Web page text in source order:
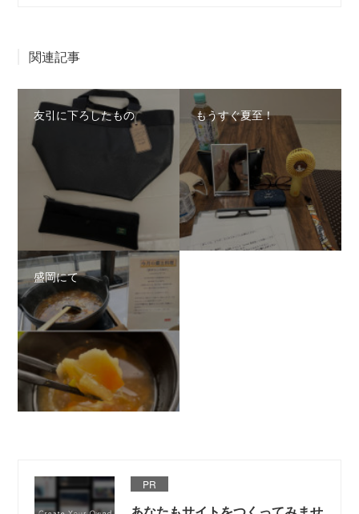
関連記事
友引に下ろしたもの もうすぐ夏至！
盛岡にて
PR